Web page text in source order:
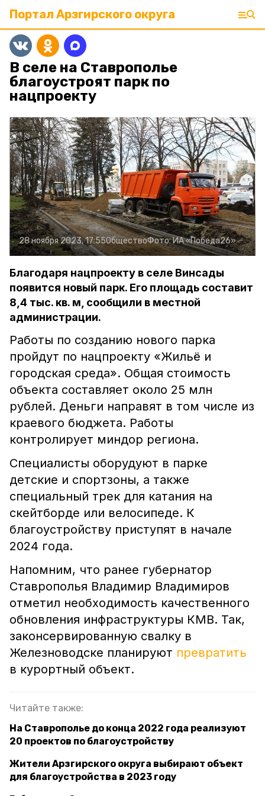
Портал Арзгирского округа
В селе на Ставрополье
благоустроят парк по
нацпроекту
28 ноября 2023, 17:55ОбществоФото:ИА «Победа26»
Благодаря нацпроекту в селе Винсады
появится новый парк. Его площадь составит
8,4 тыс. кв. м, сообщили в местной
администрации.
Работы по созданию нового парка
пройдут по нацпроекту «Жильё и
городская среда». Общая стоимость
объекта составляет около 25 млн
рублей. Деньги направят в том числе из
краевого бюджета. Работы
контролирует миндор региона.
Специалисты оборудуют в парке
детские и спортзоны, а также
специальный трек для катания на
скейтборде или велосипеде. К
благоустройству приступят в начале
2024 года.
Напомним, что ранее губернатор
Ставрополья Владимир Владимиров
отметил необходимость качественного
обновления инфраструктуры КМВ. Так,
законсервированную свалку в
Железноводске планируют превратить
в курортный объект.
Читайте также:
На Ставрополье до конца 2022 года реализуют
20 проектов по благоустройству
Жители Арзгирского округа выбирают объект
для благоустройства в 2023 году